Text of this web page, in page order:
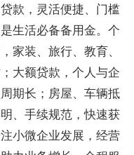
款，灵活便捷、门槛
生活必备备用金。个
家装、旅行、教育、
大额贷款，个人与企
期长；房屋、车辆抵
、手续规范，快速获
小微企业发展，经营